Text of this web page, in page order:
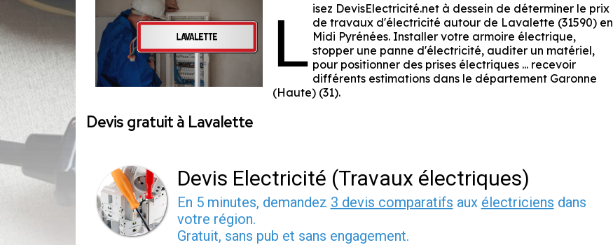
L isez DevisElectricité.net à dessein de déterminer le prix
de travaux d'électricité autour de Lavalette (31590) en
Midi Pyrénées. Installer votre armoire électrique,
stopper une panne d'électricité, auditer un matériel,
pour positionner des prises électriques ... recevoir
différents estimations dans le département Garonne
(Haute) (31).
Devis gratuit à Lavalette
Devis Electricité (Travaux électriques)
En 5 minutes, demandez 3 devis comparatifs aux électriciens dans
votre région.
Gratuit, sans pub et sans engagement.